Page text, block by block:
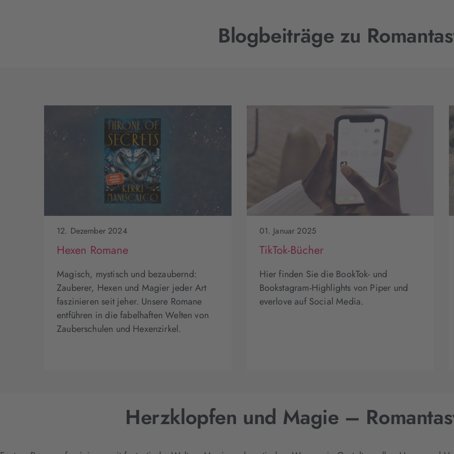
Blogbeiträge zu
12. Dezember 2024
Hexen Romane
Magisch, mystisch und bezaubernd:
Zauberer, Hexen und Magier jeder Art
faszinieren seit jeher. Unsere Romane
entführen in die fabelhaften Welten von
Zauberschulen und Hexenzirkel.
01. Januar 2025
TikTok-Bücher
Hier finden Sie die BookTok- und
Bookstagram-Highlights von Piper und
everlove auf Social Media.
Herzklopfen und Magie –